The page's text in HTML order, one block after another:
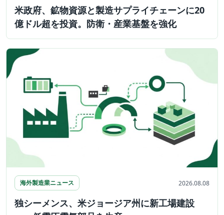
米政府、鉱物資源と製造サプライチェーンに20
億ドル超を投資。防衛・産業基盤を強化
海外製造業ニュース 2026.08.08
独シーメンス、米ジョージア州に新工場建設